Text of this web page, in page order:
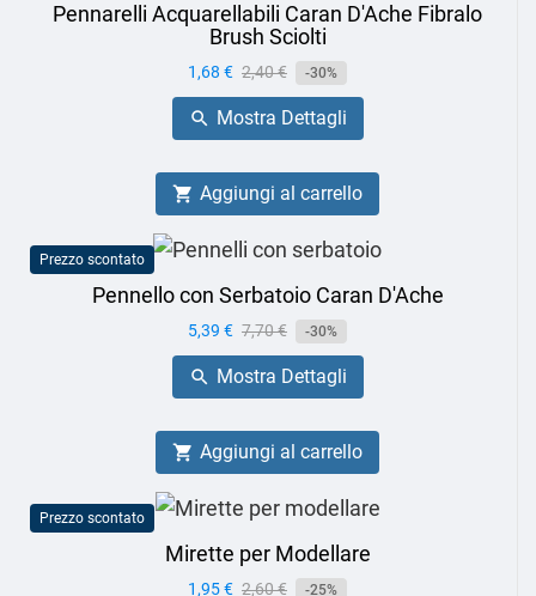
Pennarelli Acquarellabili Caran D'Ache Fibralo
Brush Sciolti
Prezzo
1,68 € Prezzo
base
2,40 € -30%
 Mostra Dettagli
 Aggiungi al carrello
Prezzo scontato
Pennello con Serbatoio Caran D'Ache
Prezzo
5,39 € Prezzo
base
7,70 € -30%
 Mostra Dettagli
 Aggiungi al carrello
Prezzo scontato
Mirette per Modellare
Prezzo
1,95 € Prezzo
2,60 € -25%